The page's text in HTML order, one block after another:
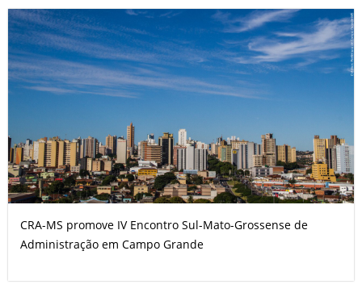
CRA-MS promove IV Encontro Sul-Mato-Grossense de
Administração em Campo Grande